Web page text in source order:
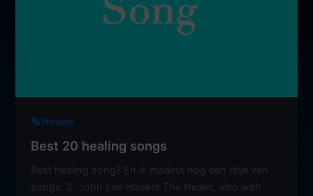
🗞️ Nieuws
Best 20 healing songs
Best healing song? En ik maakte nog een rijtje van
songs. 2. John Lee Hooker The Healer, also with